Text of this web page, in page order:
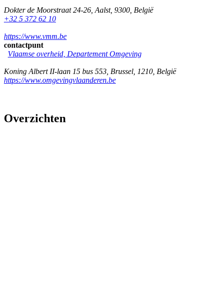
Dokter de Moorstraat 24-26 Aalst, 9300 België
+32 5 372 62 10
https://www.vmm.be
contactpunt
Vlaamse overheid, Departement Omgeving
Koning Albert II-laan 15 bus 553 Brussel 1210 België
https://www.omgevingvlaanderen.be
Overzichten